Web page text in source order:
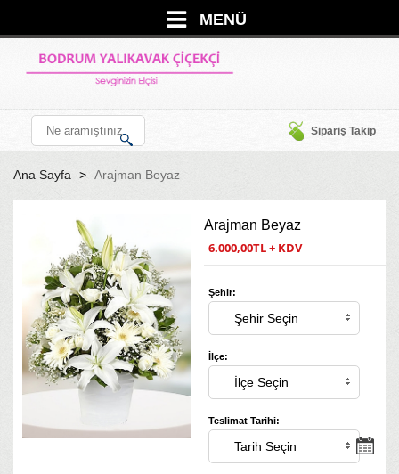
MENÜ
Sipariş Takip
Ana Sayfa Arajman Beyaz
Arajman Beyaz
6.000,00TL + KDV
Şehir:
İlçe:
Teslimat Tarihi: